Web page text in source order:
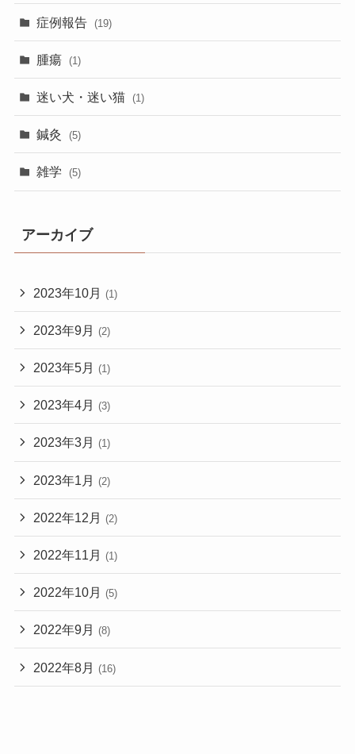
症例報告 (19)
腫瘍 (1)
迷い犬・迷い猫 (1)
鍼灸 (5)
雑学 (5)
アーカイブ
2023年10月 (1)
2023年9月 (2)
2023年5月 (1)
2023年4月 (3)
2023年3月 (1)
2023年1月 (2)
2022年12月 (2)
2022年11月 (1)
2022年10月 (5)
2022年9月 (8)
2022年8月 (16)